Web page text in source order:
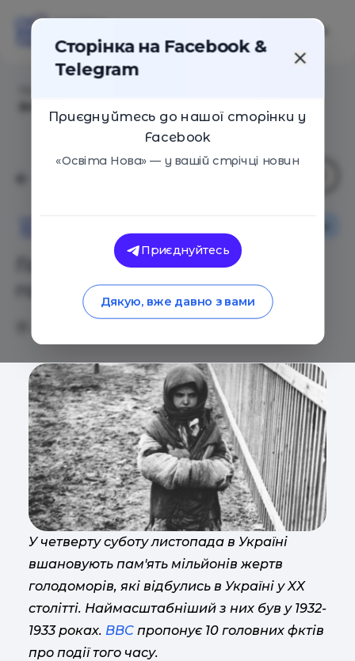
Голодомор в Україні. 10
головних фактів
У четверту суботу листопада в Україні
вшановують пам'ять мільйонів жертв
голодоморів, які відбулись в Україні у XX
столітті. Наймасштабніший з них був у 1932-
1933 роках. BBC пропонує 10 головних фктів
про події того часу.
Сторінка на Facebook &
Telegram
Приєднуйтесь до нашої сторінки у
Facebook
«Освіта Нова» — у вашій стрічці новин
Приєднуйтесь
Дякую, вже давно з вами